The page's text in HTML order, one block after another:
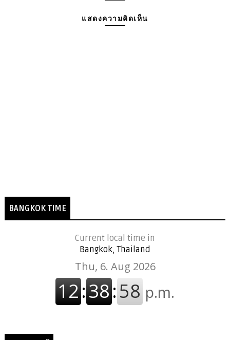
แสดงความคิดเห็น
BANGKOK TIME
Current local time in
Bangkok, Thailand